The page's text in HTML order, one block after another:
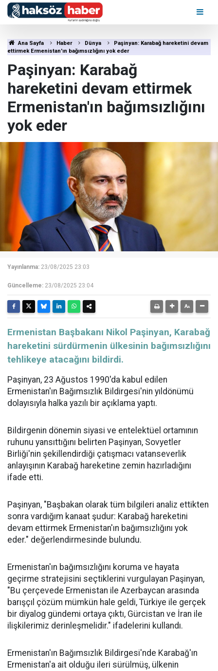
Ana Sayfa Haber Dünya
Paşinyan: Karabağ hareketini devam
ettirmek Ermenistan'ın bağımsızlığını yok eder
Paşinyan: Karabağ
hareketini devam ettirmek
Ermenistan'ın bağımsızlığını
yok eder
Yayınlanma: 23/08/2025 23:03
Güncelleme: 23/08/2025 23:04
​​​​​​​Ermenistan Başbakanı Nikol Paşinyan, Karabağ
hareketini sürdürmenin ülkesinin bağımsızlığını
tehlikeye atacağını bildirdi.
Paşinyan, 23 Ağustos 1990'da kabul edilen
Ermenistan'ın Bağımsızlık Bildirgesi'nin yıldönümü
dolayısıyla halka yazılı bir açıklama yaptı.
Bildirgenin dönemin siyasi ve entelektüel ortamının
ruhunu yansıttığını belirten Paşinyan, Sovyetler
Birliği'nin şekillendirdiği çatışmacı vatanseverlik
anlayışının Karabağ hareketine zemin hazırladığını
ifade etti.
Paşinyan, "Başbakan olarak tüm bilgileri analiz ettikten
sonra vardığım kanaat şudur: Karabağ hareketini
devam ettirmek Ermenistan'ın bağımsızlığını yok
eder." değerlendirmesinde bulundu.
Ermenistan'ın bağımsızlığını koruma ve hayata
geçirme stratejisini seçtiklerini vurgulayan Paşinyan,
"Bu çerçevede Ermenistan ile Azerbaycan arasında
barışçıl çözüm mümkün hale geldi, Türkiye ile gerçek
bir diyalog gündemi ortaya çıktı, Gürcistan ve İran ile
ilişkilerimiz derinleşmelidir." ifadelerini kullandı.
Ermenistan'ın Bağımsızlık Bildirgesi'nde Karabağ'ın
Ermenistan'a ait olduğu ileri sürülmüş, ülkenin